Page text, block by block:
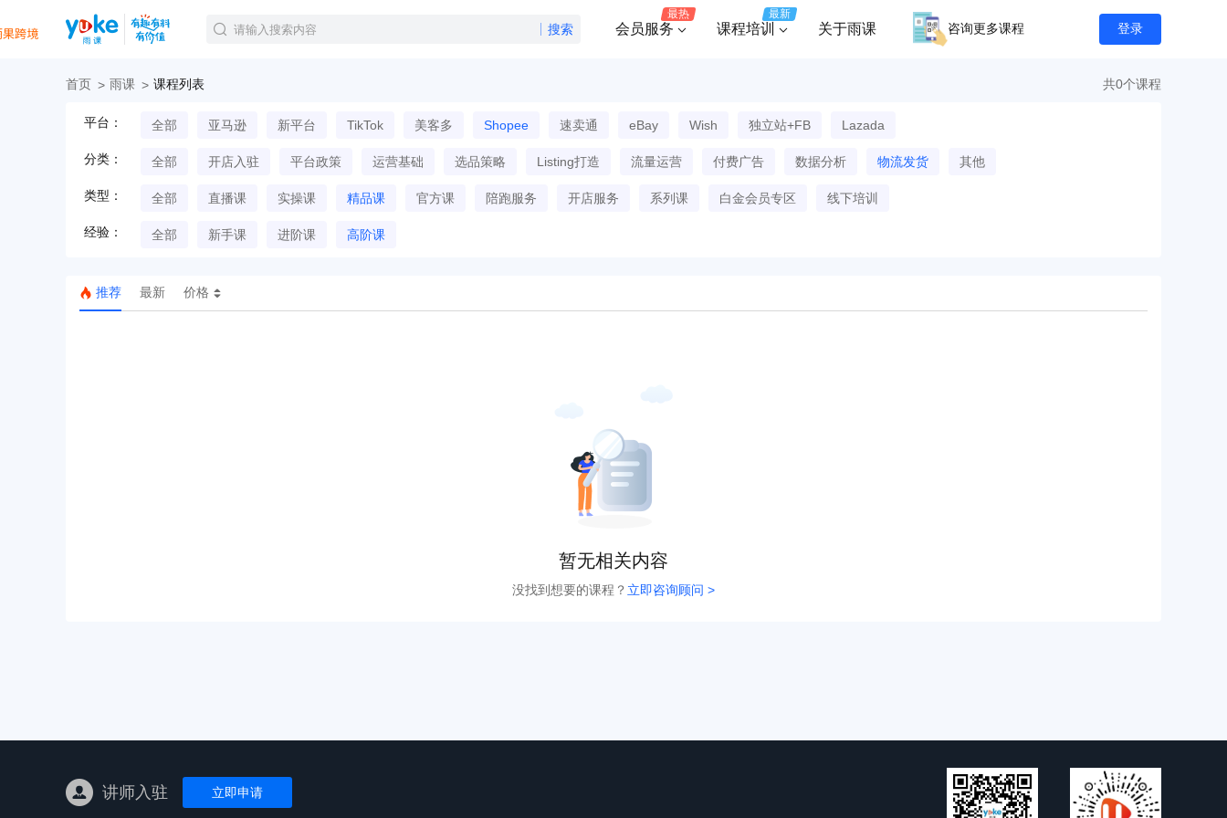
搜索 会员服务
最热
课程培训
最新
关于雨课 咨询更多课程 登录
首页 雨课 课程列表 共0个课程
平台： 全部 亚马逊 新平台 TikTok 美客多 Shopee 速卖通 eBay Wish 独立站+FB Lazada
分类： 全部 开店入驻 平台政策 运营基础 选品策略 Listing打造 流量运营 付费广告 数据分析 物流发货 其他
类型： 全部 直播课 实操课 精品课 官方课 陪跑服务 开店服务 系列课 白金会员专区 线下培训
经验： 全部 新手课 进阶课 高阶课
推荐 最新 价格
暂无相关内容
没找到想要的课程？ 立即咨询顾问 >
讲师入驻 立即申请